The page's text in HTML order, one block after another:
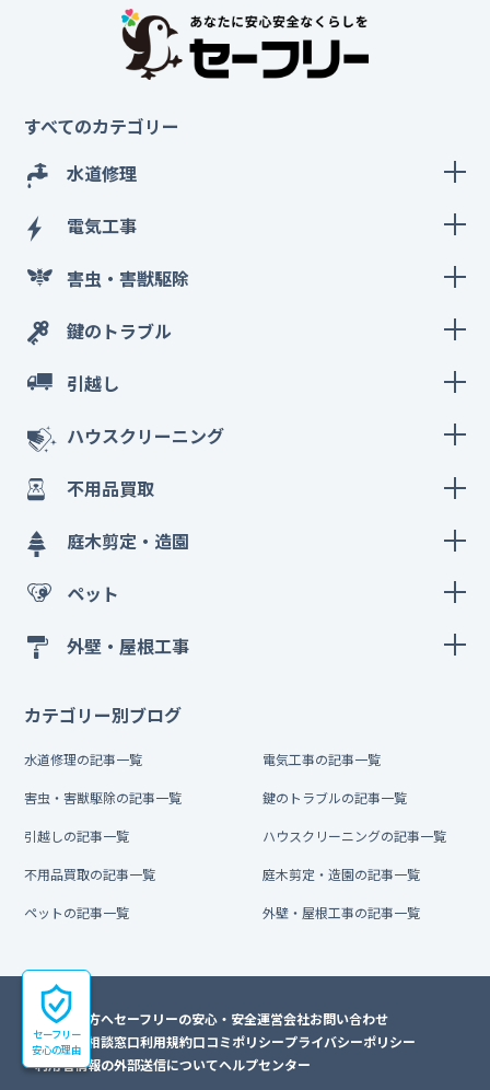
セーフリー
安心の理由
すべてのカテゴリー
水道修理
電気工事
害虫・害獣駆除
鍵のトラブル
引越し
ハウスクリーニング
不用品買取
庭木剪定・造園
ペット
外壁・屋根工事
カテゴリー別ブログ
水道修理の記事一覧 電気工事の記事一覧
害虫・害獣駆除の記事一覧 鍵のトラブルの記事一覧
引越しの記事一覧 ハウスクリーニングの記事一覧
不用品買取の記事一覧 庭木剪定・造園の記事一覧
ペットの記事一覧 外壁・屋根工事の記事一覧
初めての方へセーフリーの安心・安全運営会社お問い合わせ
トラブル相談窓口利用規約口コミポリシープライバシーポリシー
利用者情報の外部送信についてヘルプセンター